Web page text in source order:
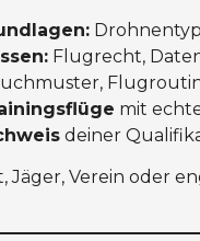
Flugrecht,
mit
deiner
Jäger, Verein oder